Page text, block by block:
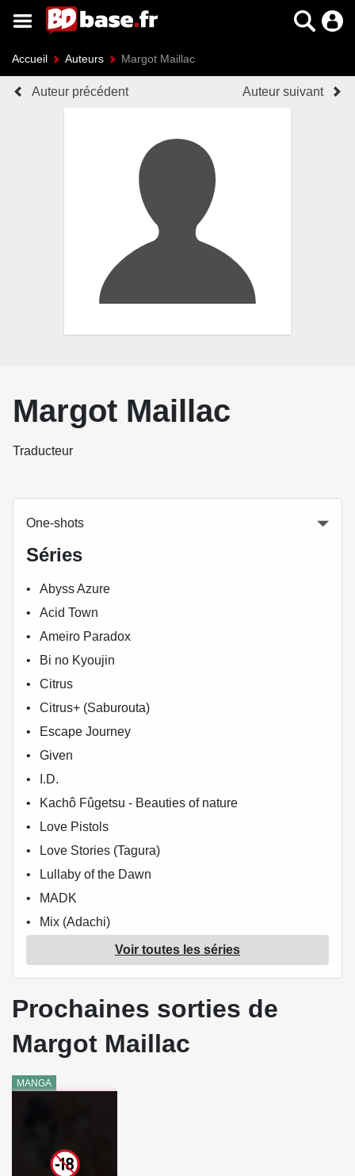
Accueil Auteurs Margot Maillac
Auteur précédent Auteur suivant
Margot Maillac
Traducteur
One-shots
Séries
Abyss Azure
Acid Town
Ameiro Paradox
Bi no Kyoujin
Citrus
Citrus+ (Saburouta)
Escape Journey
Given
I.D.
Kachô Fûgetsu - Beauties of nature
Love Pistols
Love Stories (Tagura)
Lullaby of the Dawn
MADK
Mix (Adachi)
Le monde de Suzuka Morino
My Number 1
Silver Wolf Blood Bone
Super Lovers
Tendre voyou
Une nouvelle chance
Voir toutes les séries
Prochaines sorties de
Margot Maillac
MANGA